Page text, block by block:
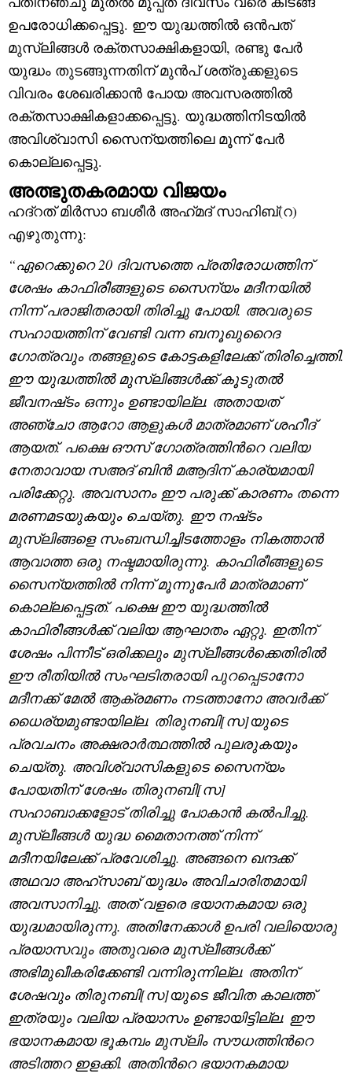
ഉപരോധിക്കപ്പെട്ടു. ഈ യുദ്ധത്തിൽ ഒൻപത്
മുസ്‌ലിങ്ങൾ രക്തസാക്ഷികളായി, രണ്ടു പേർ
യുദ്ധം തുടങ്ങുന്നതിന് മുൻപ് ശത്രുക്കളുടെ
വിവരം ശേഖരിക്കാൻ പോയ അവസരത്തിൽ
രക്തസാക്ഷികളാക്കപ്പെട്ടു. യുദ്ധത്തിനിടയിൽ
അവിശ്വാസി സൈന്യത്തിലെ മൂന്ന് പേർ
കൊല്ലപ്പെട്ടു.
അത്ഭുതകരമായ വിജയം
ഹദ്റത് മിർസാ ബശീർ അഹ്‌മദ്‌ സാഹിബ്(റ)
എഴുതുന്നു:
“ഏറെക്കുറെ20 ദിവസത്തെ പ്രതിരോധത്തിന്
ശേഷം കാഫിരീങ്ങളുടെ സൈന്യം മദീനയിൽ
നിന്ന് പരാജിതരായി തിരിച്ചു പോയി. അവരുടെ
സഹായത്തിന് വേണ്ടി വന്ന ബനൂഖുറൈദ
ഗോത്രവും തങ്ങളുടെ കോട്ടകളിലേക്ക് തിരിച്ചെത്തി.
ഈ യുദ്ധത്തിൽ മുസ്‌ലിങ്ങൾക്ക് കൂടുതൽ
ജീവനഷ്‌ടം ഒന്നും ഉണ്ടായില്ല. അതായത്
അഞ്ചോ ആറോ ആളുകൾ മാത്രമാണ് ശഹീദ്
ആയത്. പക്ഷെ ഔസ് ഗോത്രത്തിന്‍റെ വലിയ
നേതാവായ സഅദ് ബിൻ മആദിന് കാര്യമായി
പരിക്കേറ്റു. അവസാനം ഈ പരുക്ക് കാരണം തന്നെ
മരണമടയുകയും ചെയ്തു. ഈ നഷ്‌ടം
മുസ്‌ലിങ്ങളെ സംബന്ധിച്ചിടത്തോളം നികത്താൻ
ആവാത്ത ഒരു നഷ്ടമായിരുന്നു. കാഫിരീങ്ങളുടെ
സൈന്യത്തിൽ നിന്ന് മൂന്നുപേർ മാത്രമാണ്
കൊല്ലപ്പെട്ടത്. പക്ഷെ ഈ യുദ്ധത്തിൽ
കാഫിരീങ്ങൾക്ക് വലിയ ആഘാതം ഏറ്റു. ഇതിന്
ശേഷം പിന്നീട് ഒരിക്കലും മുസ്‌ലീങ്ങൾക്കെതിരിൽ
ഈ രീതിയിൽ സംഘടിതരായി പുറപ്പെടാനോ
മദീനക്ക് മേൽ ആക്രമണം നടത്താനോ അവർക്ക്
ധൈര്യമുണ്ടായില്ല. തിരുനബി[സ]യുടെ
പ്രവചനം അക്ഷരാർത്ഥത്തിൽ പുലരുകയും
ചെയ്തു. അവിശ്വാസികളുടെ സൈന്യം
പോയതിന് ശേഷം തിരുനബി[സ]
സഹാബാക്കളോട് തിരിച്ചു പോകാൻ കൽപിച്ചു.
മുസ്‌ലീങ്ങൾ യുദ്ധ മൈതാനത്ത് നിന്ന്
മദീനയിലേക്ക് പ്രവേശിച്ചു. അങ്ങനെ ഖന്ദക്ക്
അഥവാ അഹ്സാബ് യുദ്ധം അവിചാരിതമായി
അവസാനിച്ചു. അത് വളരെ ഭയാനകമായ ഒരു
യുദ്ധമായിരുന്നു. അതിനേക്കാൾ ഉപരി വലിയൊരു
പ്രയാസവും അതുവരെ മുസ്‌ലീങ്ങൾക്ക്
അഭിമുഖീകരിക്കേണ്ടി വന്നിരുന്നില്ല. അതിന്
ശേഷവും തിരുനബി[സ]യുടെ ജീവിത കാലത്ത്
ഇത്രയും വലിയ പ്രയാസം ഉണ്ടായിട്ടില്ല. ഈ
ഭയാനകമായ ഭൂകമ്പം മുസ്‌ലിം സൗധത്തിന്‍റെ
അടിത്തറ ഇളക്കി. അതിന്‍റെ ഭയാനകമായ